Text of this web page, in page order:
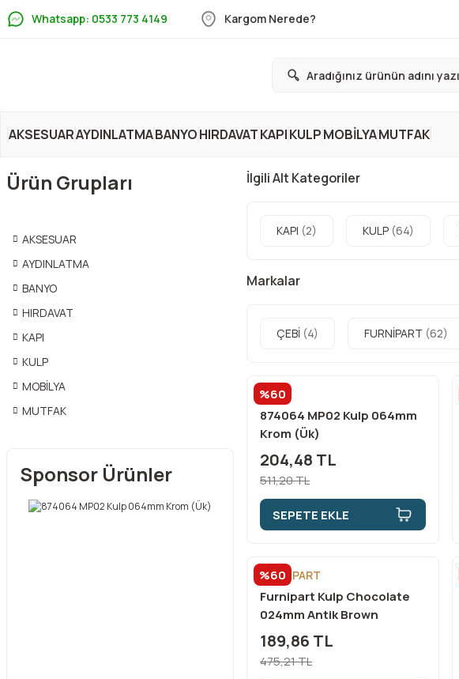
Whatsapp: 0533 773 4149 Kargom Nerede?
AKSESUARAYDINLATMABANYOHIRDAVATKAPIKULPMOBİLYAMUTFAK
Ürün Grupları
AKSESUAR
AYDINLATMA
BANYO
HIRDAVAT
KAPI
KULP
MOBİLYA
MUTFAK
Sponsor Ürünler
İlgili Alt Kategoriler
KAPI (2) KULP (64)
Markalar
ÇEBİ (4) FURNİPART (62)
%60
ÇEBİ
874064 MP02 Kulp 064mm
Krom (Ük)
204,48 TL
511,20 TL
SEPETE EKLE
%60
FURNİPART
Furnipart Kulp Chocolate
024mm Antik Brown
189,86 TL
475,21 TL